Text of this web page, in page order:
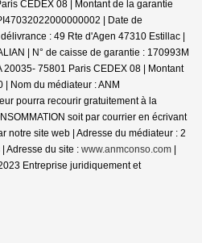
CEDEX 08 | Montant de la garantie
| Date de
: 49 Rte d'Agen 47310 Estillac |
| N° de caisse de garantie : 170993M
20035- 75801 Paris CEDEX 08 | Montant
Nom du médiateur : ANM
pourra recourir gratuitement à la
soit par courrier en écrivant
notre site web | Adresse du médiateur : 2
Adresse du site : www.anmconso.com |
Entreprise juridiquement et